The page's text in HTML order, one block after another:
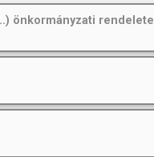
önkormányzati rendelete